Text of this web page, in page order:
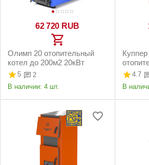
62 720 RUB
Олимп 20 отопительный
котел до 200м2 20кВт
5
2
В наличии: 4 шт.
200м2
4.7
В